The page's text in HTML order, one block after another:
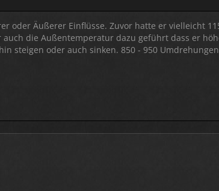
oder Äußerer Einflüsse. Zuvor hatte er vielleicht
die Außentemperatur dazu geführt dass er
steigen oder auch sinken. 850 - 950